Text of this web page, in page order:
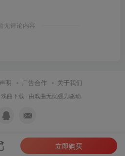
无评论内容
明 广告合作 关于我们
戏曲下载 · 由戏曲无忧强力驱动.
立即购买